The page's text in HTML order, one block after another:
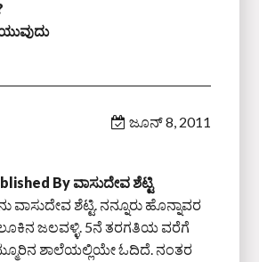
ಜೂನ್ 8, 2011
By ವಾಸುದೇವ ಶೆಟ್ಟಿ
ವಾಸುದೇವ ಶೆಟ್ಟಿ. ನನ್ನೂರು ಹೊನ್ನಾವರ
ಜಲವಳ್ಳಿ. 5ನೆ ತರಗತಿಯ ವರೆಗೆ
ಶಾಲೆಯಲ್ಲಿಯೇ ಓದಿದೆ. ನಂತರ